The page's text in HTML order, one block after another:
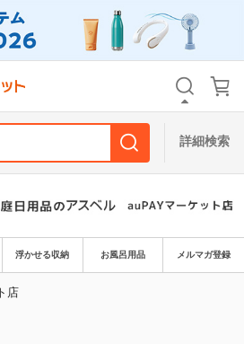
詳細検索
浮かせる収納 お風呂用品 メルマガ登録
店
タイムセール
て
リセット
タイムセール
て